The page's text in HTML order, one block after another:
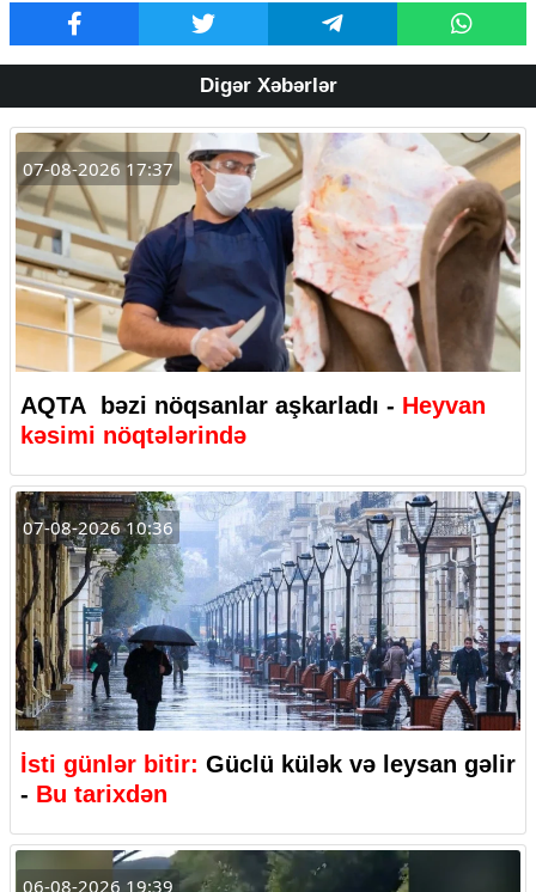
Digər Xəbərlər
07-08-2026 17:37
AQTA bəzi nöqsanlar aşkarladı - Heyvan
kəsimi nöqtələrində
07-08-2026 10:36
İsti günlər bitir: Güclü külək və leysan gəlir
- Bu tarixdən
06-08-2026 19:39